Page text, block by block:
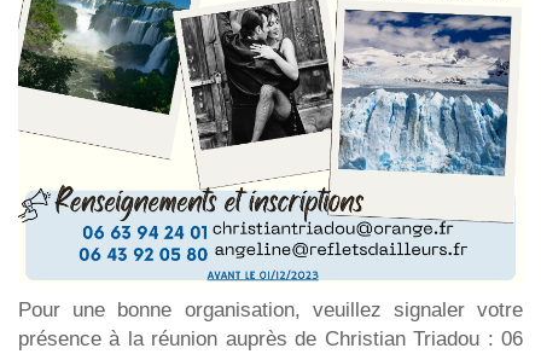
Pour une bonne organisation, veuillez signaler votre
présence à la réunion auprès de Christian Triadou : 06